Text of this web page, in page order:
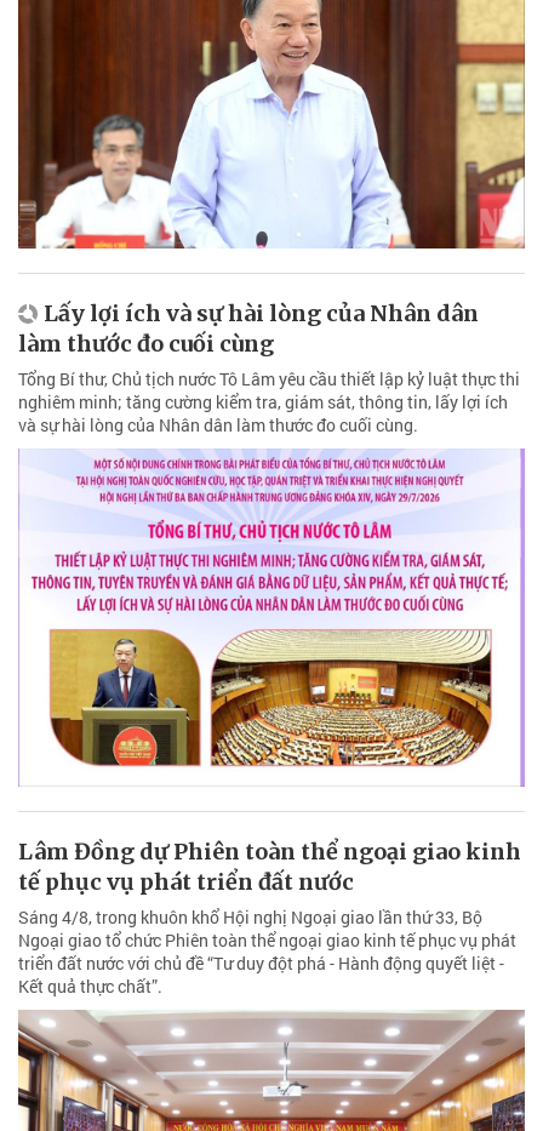
Lấy lợi ích và sự hài lòng của Nhân dân
làm thước đo cuối cùng
Tổng Bí thư, Chủ tịch nước Tô Lâm yêu cầu thiết lập kỷ luật thực thi
nghiêm minh; tăng cường kiểm tra, giám sát, thông tin, lấy lợi ích
và sự hài lòng của Nhân dân làm thước đo cuối cùng.
Lâm Đồng dự Phiên toàn thể ngoại giao kinh
tế phục vụ phát triển đất nước
Sáng 4/8, trong khuôn khổ Hội nghị Ngoại giao lần thứ 33, Bộ
Ngoại giao tổ chức Phiên toàn thể ngoại giao kinh tế phục vụ phát
triển đất nước với chủ đề “Tư duy đột phá - Hành động quyết liệt -
Kết quả thực chất”.